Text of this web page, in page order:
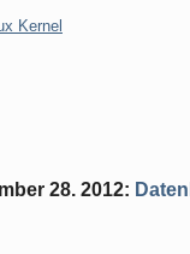
Kernel
28. 2012: